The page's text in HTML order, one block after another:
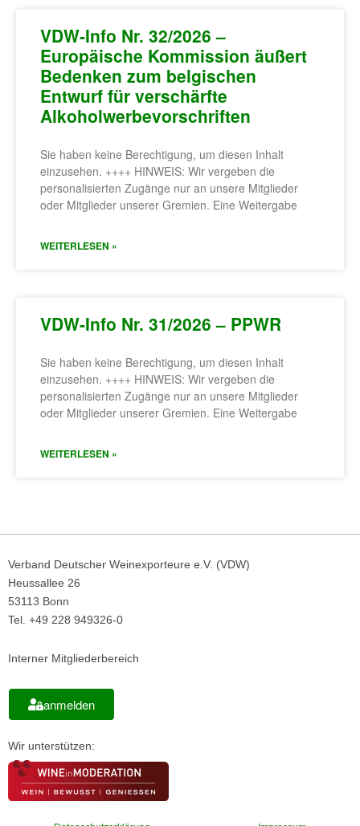
VDW-Info Nr. 32/2026 –
Europäische Kommission äußert
Bedenken zum belgischen
Entwurf für verschärfte
Alkoholwerbevorschriften
Sie haben keine Berechtigung, um diesen Inhalt
einzusehen. ++++ HINWEIS: Wir vergeben die
personalisierten Zugänge nur an unsere Mitglieder
oder Mitglieder unserer Gremien. Eine Weitergabe
WEITERLESEN »
VDW-Info Nr. 31/2026 – PPWR
Sie haben keine Berechtigung, um diesen Inhalt
einzusehen. ++++ HINWEIS: Wir vergeben die
personalisierten Zugänge nur an unsere Mitglieder
oder Mitglieder unserer Gremien. Eine Weitergabe
WEITERLESEN »
Verband Deutscher Weinexporteure e.V. (VDW)
Heussallee 26
53113 Bonn
Tel. +49 228 949326-0
Interner Mitgliederbereich
anmelden
Wir unterstützen: